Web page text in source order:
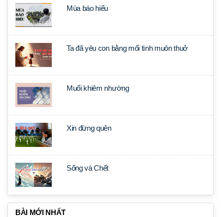
Mùa báo hiếu
Ta đã yêu con bằng mối tình muôn thuở
Muối khiêm nhường
Xin đừng quên
Sống và Chết
BÀI MỚI NHẤT